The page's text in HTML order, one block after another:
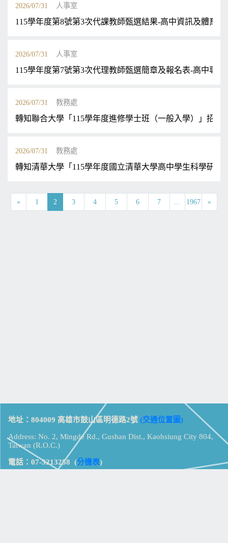
2026/07/31 人事室
115學年度第8號第3次代課教師甄選結果-高中資訊及體育代
2026/07/31 人事室
115學年度第7號第3次代理教師甄選簡章及報名表-高中專輔
2026/07/31 教務處
轉知聯合大學「115學年度進修學士班（一般入學）」招生
2026/07/31 教務處
轉知清華大學「115學年度國立清華大學高中學生科學研
« 1 2 3 4 5 6 7 ... 1967 »
地址：804009 高雄市鼓山區明德路2號 (交通位置圖)
Address: No. 2, Mingde Rd., Gushan Dist., Kaohsiung City 804,
Taiwan (R.O.C.)
電話：07-5213258 (分機表)